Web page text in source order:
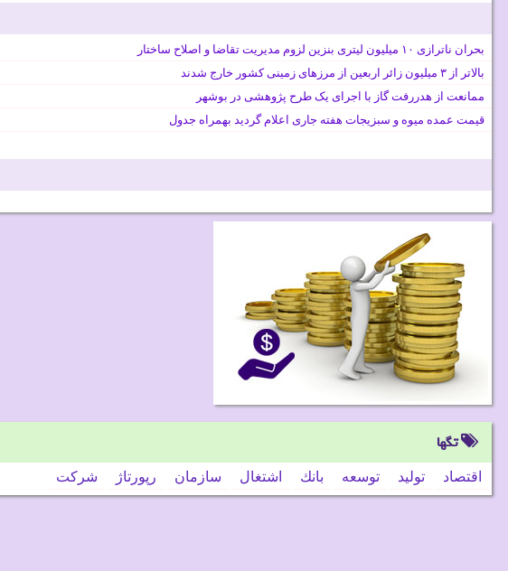
بحران ناترازی ۱۰ میلیون لیتری بنزین لزوم مدیریت تقاضا و اصلاح ساختار
بالاتر از ۳ میلیون زائر اربعین از مرزهای زمینی کشور خارج شدند
ممانعت از هدررفت گاز با اجرای یک طرح پژوهشی در بوشهر
قیمت عمده میوه و سبزیجات هفته جاری اعلام گردید بهمراه جدول
تگها
اقتصاد تولید توسعه بانك اشتغال سازمان رپورتاژ شركت